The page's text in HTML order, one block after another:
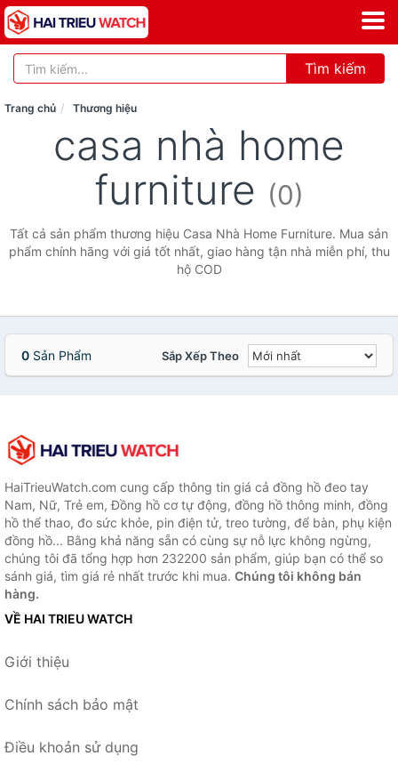
Tìm kiếm
Trang chủ Thương hiệu
casa nhà home
furniture (0)
Tất cả sản phẩm thương hiệu Casa Nhà Home Furniture. Mua sản
phẩm chính hãng với giá tốt nhất, giao hàng tận nhà miễn phí, thu
hộ COD
0 Sản Phẩm Sắp Xếp Theo
HaiTrieuWatch.com cung cấp thông tin giá cả đồng hồ đeo tay
Nam, Nữ, Trẻ em, Đồng hồ cơ tự động, đồng hồ thông minh, đồng
hồ thể thao, đo sức khỏe, pin điện tử, treo tường, để bàn, phụ kiện
đồng hồ... Bằng khả năng sẵn có cùng sự nỗ lực không ngừng,
chúng tôi đã tổng hợp hơn 232200 sản phẩm, giúp bạn có thể so
sánh giá, tìm giá rẻ nhất trước khi mua. Chúng tôi không bán
hàng.
VỀ HAI TRIEU WATCH
Giới thiệu
Chính sách bảo mật
Điều khoản sử dụng